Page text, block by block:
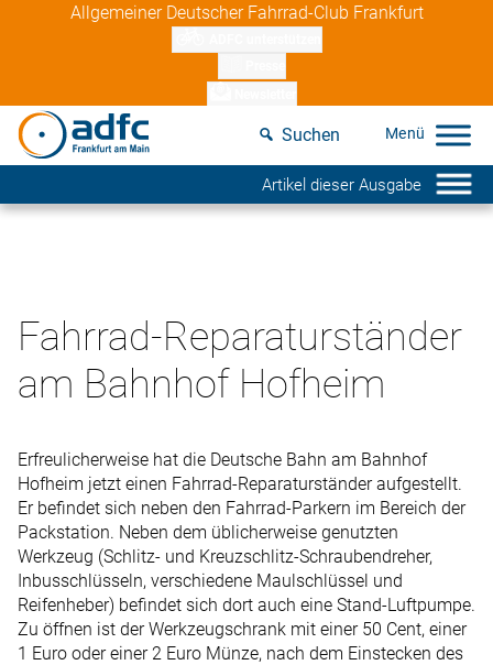
Allgemeiner Deutscher Fahrrad-Club Frankfurt
Suchen
Artikel dieser Ausgabe
Fahrrad-Reparaturständer
am Bahnhof Hofheim
Erfreulicherweise hat die Deutsche Bahn am Bahnhof
Hofheim jetzt einen Fahrrad-Reparaturständer aufgestellt.
Er befindet sich neben den Fahrrad-Parkern im Bereich der
Packstation. Neben dem üblicherweise genutzten
Werkzeug (Schlitz- und Kreuzschlitz-Schraubendreher,
Inbusschlüsseln, verschiedene Maulschlüssel und
Reifenheber) befindet sich dort auch eine Stand-Luftpumpe.
Zu öffnen ist der Werkzeugschrank mit einer 50 Cent, einer
1 Euro oder einer 2 Euro Münze, nach dem Einstecken des